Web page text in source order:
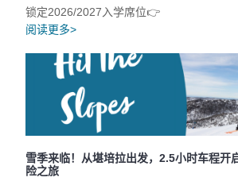
锁定2026/2027入学席位👉
阅读更多>
雪季来临！从堪培拉出发，2.5小时车程开
险之旅